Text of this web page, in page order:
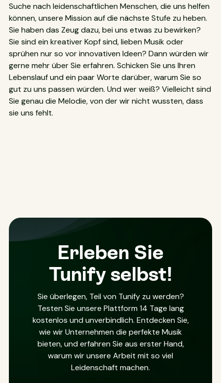
Suche nach leidenschaftlichen Menschen, die uns helfen
können, unsere Mission auf die nächste Stufe zu heben.
Sie haben das Zeug dazu, bei uns etwas zu bewirken?
Sie sind ein kreativer Kopf sind, lieben Musik oder
sprühen nur so vor innovativen Ideen? Dann würden wir
gerne mehr über Sie erfahren. Schicken Sie uns Ihren
Lebenslauf und ein paar Worte darüber, warum Sie so
gut zu uns passen würden. Und wer weiß? Vielleicht sind
Sie genau die Melodie, von der wir nicht wussten, dass
sie uns fehlt.
Erleben Sie
Tunify selbst!
Sie überlegen, Teil von Tunify zu werden?
Testen Sie unsere Plattform 14 Tage lang
kostenlos und unverbindlich. Entdecken Sie,
wie wir Unternehmen die perfekte Musik
bieten, und erfahren Sie aus erster Hand,
warum wir unsere Arbeit mit so viel
Leidenschaft machen.